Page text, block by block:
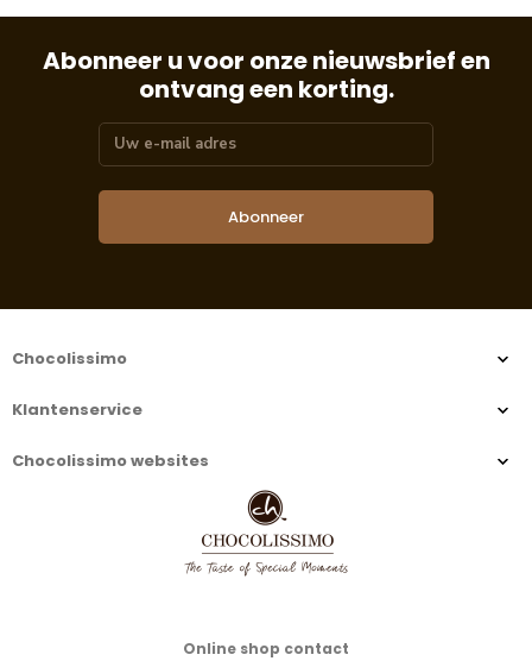
Abonneer u voor onze nieuwsbrief en
ontvang een korting.
Abonneer
Chocolissimo
Klantenservice
Chocolissimo websites
Online shop contact